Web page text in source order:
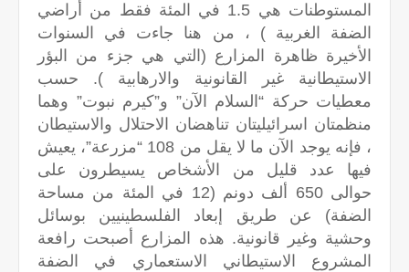
المستوطنات هي 1.5 في المئة فقط من أراضي
الضفة الغربية ) ، من هنا جاءت في السنوات
الأخيرة ظاهرة المزارع (التي هي جزء من البؤر
الاستيطانية غير القانونية والارهابية ). حسب
معطيات حركة “السلام الآن” و”كيرم نبوت” وهما
منظمتان اسرائيليتان تناهضان الاحتلال والاستيطان
، فإنه يوجد الآن ما لا يقل من 108 “مزرعة”، يعيش
فيها عدد قليل من الأشخاص يسيطرون على
حوالى 650 ألف دونم (12 في المئة من مساحة
الضفة) عن طريق إبعاد الفلسطينيين بوسائل
وحشية وغير قانونية. هذه المزارع أصبحت رافعة
المشروع الاستيطاني الاستعماري في الضفة